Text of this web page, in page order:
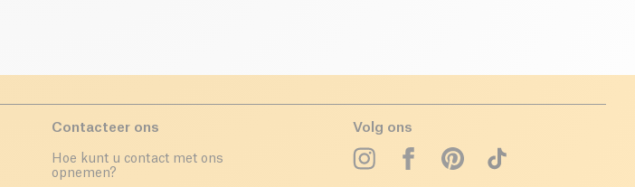
Contacteer ons
Hoe kunt u contact met ons
opnemen?
Volg ons